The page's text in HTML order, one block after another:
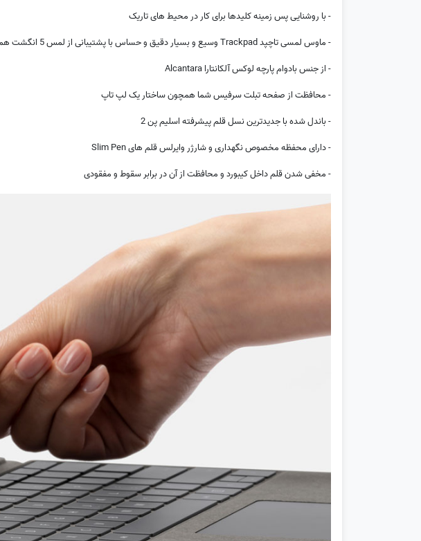
- با روشنایی پس زمینه کلیدها برای کار در محیط های تاریک
- ماوس لمسی تاچپد Trackpad وسیع و بسیار دقیق و حساس با پشتیبانی از لمس 5 انگشت همزمان برای حرکات چند انگشتی
- از جنس بادوام پارچه لوکس آلکانتارا Alcantara
- محافظت از صفحه تبلت سرفیس شما همچون ساختار یک لپ تاپ
- باندل شده با جدیدترین نسل قلم پیشرفته اسلیم پن 2
- دارای محفظه مخصوص نگهداری و شارژر وایرلس قلم های Slim Pen
- مخفی شدن قلم داخل کیبورد و محافظت از آن در برابر سقوط و مفقودی